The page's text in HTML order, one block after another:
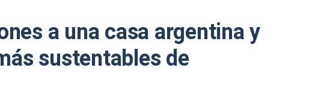
a una casa argentina y
sustentables de